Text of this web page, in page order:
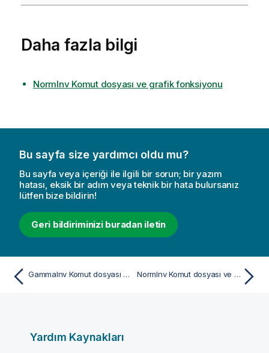
Daha fazla bilgi
NormInv Komut dosyası ve grafik fonksiyonu
Bu sayfa size yardımcı oldu mu?
Bu sayfa veya içeriği ile ilgili bir sorun; bir yazım
hatası, eksik bir adım veya teknik bir hata bulursanız
lütfen bize bildirin!
Geri bildiriminizi buradan iletin
GammaInv Komut dosyası ve grafik fonksiyonu NormInv Komut dosyası ve grafik fonksiyonu
Yardım Kaynakları